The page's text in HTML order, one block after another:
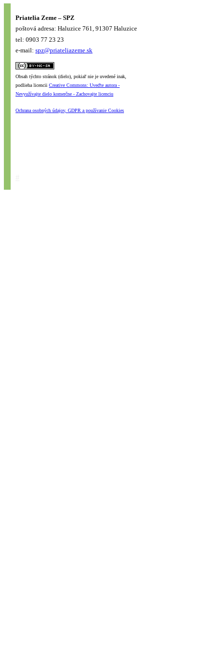
Priatelia Zeme – SPZ
poštová adresa: Haluzice 761, 91307 Haluzice
tel: 0903 77 23 23
e-mail: spz@priateliazeme.sk
Obsah týchto stránok (dielo), pokiaľ nie je uvedené inak,
podlieha licencii Creative Commons: Uveďte autora -
Nevyužívajte dielo komerčne - Zachovajte licenciu
Ochrana osobných údajov, GDPR a používanie Cookies